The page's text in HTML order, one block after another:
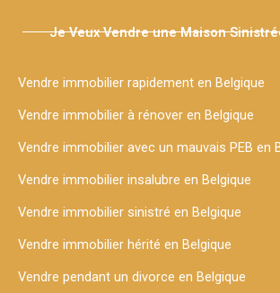
Je Veux Vendre une Maison
Vendre immobilier rapidement en Belgique
Vendre immobilier à rénover en Belgique
Vendre immobilier avec un mauvais PEB en
Vendre immobilier insalubre en Belgique
Vendre immobilier sinistré en Belgique
Vendre immobilier hérité en Belgique
Vendre pendant un divorce en Belgique